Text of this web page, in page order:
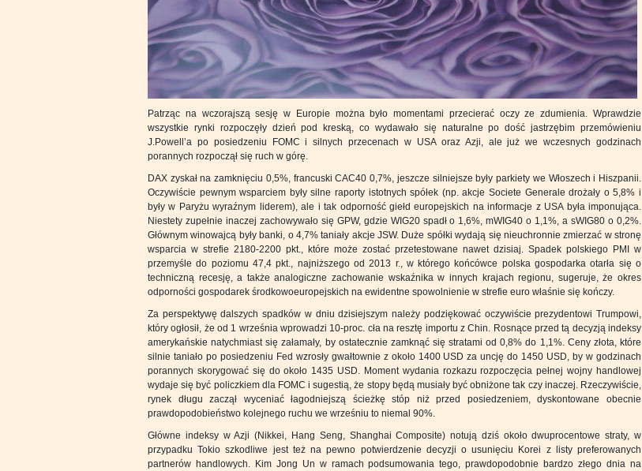
Patrząc na wczorajszą sesję w Europie można było momentami przecierać oczy ze zdumienia. Wprawdzie
wszystkie rynki rozpoczęły dzień pod kreską, co wydawało się naturalne po dość jastrzębim przemówieniu
J.Powell’a po posiedzeniu FOMC i silnych przecenach w USA oraz Azji, ale już we wczesnych godzinach
porannych rozpoczął się ruch w górę.
DAX zyskał na zamknięciu 0,5%, francuski CAC40 0,7%, jeszcze silniejsze były parkiety we Włoszech i Hiszpanii.
Oczywiście pewnym wsparciem były silne raporty istotnych spółek (np. akcje Societe Generale drożały o 5,8% i
były w Paryżu wyraźnym liderem), ale i tak odporność giełd europejskich na informacje z USA była imponująca.
Niestety zupełnie inaczej zachowywało się GPW, gdzie WIG20 spadł o 1,6%, mWIG40 o 1,1%, a sWIG80 o 0,2%.
Głównym winowajcą były banki, o 4,7% taniały akcje JSW. Duże spółki wydają się nieuchronnie zmierzać w stronę
wsparcia w strefie 2180-2200 pkt., które może zostać przetestowane nawet dzisiaj. Spadek polskiego PMI w
przemyśle do poziomu 47,4 pkt., najniższego od 2013 r., w którego końcówce polska gospodarka otarła się o
techniczną recesję, a także analogiczne zachowanie wskaźnika w innych krajach regionu, sugeruje, że okres
odporności gospodarek środkowoeuropejskich na ewidentne spowolnienie w strefie euro właśnie się kończy.
Za perspektywę dalszych spadków w dniu dzisiejszym należy podziękować oczywiście prezydentowi Trumpowi,
który ogłosił, że od 1 września wprowadzi 10-proc. cła na resztę importu z Chin. Rosnące przed tą decyzją indeksy
amerykańskie natychmiast się załamały, by ostatecznie zamknąć się stratami od 0,8% do 1,1%. Ceny złota, które
silnie taniało po posiedzeniu Fed wzrosły gwałtownie z około 1400 USD za uncję do 1450 USD, by w godzinach
porannych skorygować się do około 1435 USD. Moment wydania rozkazu rozpoczęcia pełnej wojny handlowej
wydaje się być policzkiem dla FOMC i sugestią, że stopy będą musiały być obniżone tak czy inaczej. Rzeczywiście,
rynek długu zaczął wyceniać łagodniejszą ścieżkę stóp niż przed posiedzeniem, dyskontowane obecnie
prawdopodobieństwo kolejnego ruchu we wrześniu to niemal 90%.
Główne indeksy w Azji (Nikkei, Hang Seng, Shanghai Composite) notują dziś około dwuprocentowe straty, w
przypadku Tokio szkodliwe jest też na pewno potwierdzenie decyzji o usunięciu Korei z listy preferowanych
partnerów handlowych. Kim Jong Un w ramach podsumowania tego, prawdopodobnie bardzo złego dnia na